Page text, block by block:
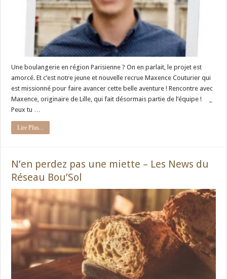
Une boulangerie en région Parisienne ? On en parlait, le projet est
amorcé. Et c’est notre jeune et nouvelle recrue Maxence Couturier qui
est missionné pour faire avancer cette belle aventure ! Rencontre avec
Maxence, originaire de Lille, qui fait désormais partie de l’équipe ! _
Peux tu …
Lire Plus...
N’en perdez pas une miette – Les News du
Réseau Bou’Sol